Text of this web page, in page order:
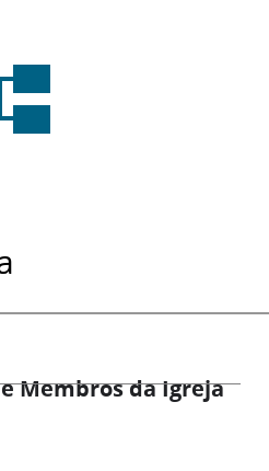
Membros da Igreja